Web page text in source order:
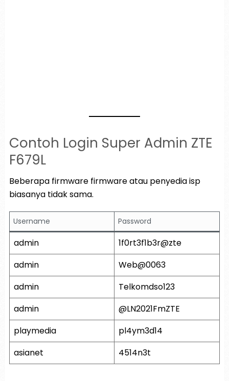
Contoh Login Super Admin ZTE
F679L
Beberapa firmware firmware atau penyedia isp
biasanya tidak sama.
Username Password
admin
1f0rt3f1b3r@zte
admin
Web@0063
admin
Telkomdso123
admin
@LN2021FmZTE
playmedia
pl4ym3d14
asianet
4514n3t